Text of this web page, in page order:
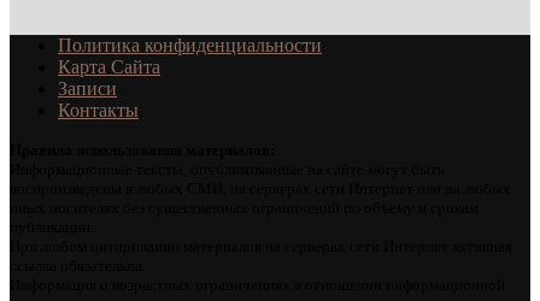
Политика конфиденциальности
Карта Сайта
Записи
Контакты